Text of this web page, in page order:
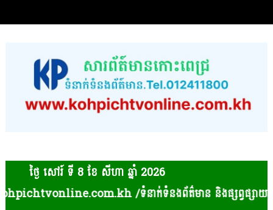
ថ្ងៃ សៅរ៍ ទី 8​ ខែ សីហា ឆ្នាំ 2026
/ទំនាក់ទំនងព័ត៌មាន និងផ្សព្វផ្សាយពាណិជ្